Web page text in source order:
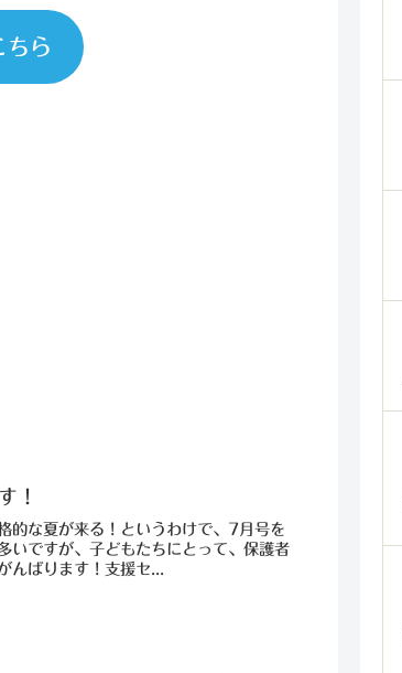
ら
！
的な夏が来る！というわけで、7月号を
いですが、子どもたちにとって、保護者
んばります！支援セ...